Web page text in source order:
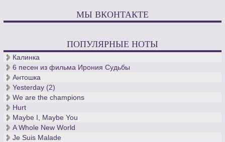
МЫ ВКОНТАКТЕ
ПОПУЛЯРНЫЕ НОТЫ
Калинка
6 песен из фильма Ирония Судьбы
Антошка
Yesterday (2)
We are the champions
Hurt
Maybe I, Maybe You
A Whole New World
Je Suis Malade